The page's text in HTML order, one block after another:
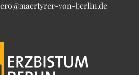
von-berlin.de